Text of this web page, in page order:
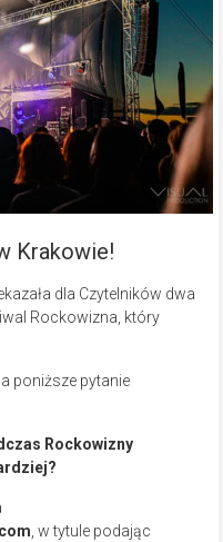
Krakowie!
dla Czytelników dwa
Rockowizna, który
poniższe pytanie
Rockowizny
, w tytule podając